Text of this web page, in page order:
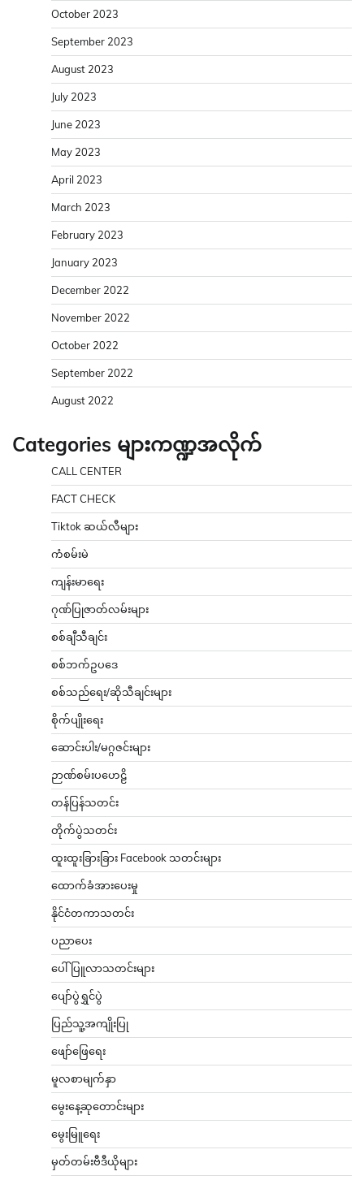
October 2023
September 2023
August 2023
July 2023
June 2023
May 2023
April 2023
March 2023
February 2023
January 2023
December 2022
November 2022
October 2022
September 2022
August 2022
Categories များကဏ္ဍအလိုက်
CALL CENTER
FACT CHECK
Tiktok ဆယ်လီများ
ကံစမ်းမဲ
ကျန်းမာရေး
ဂုဏ်ပြုဇာတ်လမ်းများ
စစ်ချီသီချင်း
စစ်ဘက်ဥပဒေ
စစ်သည်ရေး/ဆိုသီချင်းများ
စိုက်ပျိုးရေး
ဆောင်းပါး/မဂ္ဂဇင်းများ
ဉာဏ်စမ်းပဟေဠိ
တန်ပြန်သတင်း
တိုက်ပွဲသတင်း
ထူးထူးခြားခြား Facebook သတင်းများ
ထောက်ခံအားပေးမှု
နိုင်ငံတကာသတင်း
ပညာပေး
ပေါ်ပြူလာသတင်းများ
ပျော်ပွဲရွှင်ပွဲ
ပြည်သူ့အကျိုးပြု
ဖျော်ဖြေရေး
မူလစာမျက်နှာ
မွေးနေ့ဆုတောင်းများ
မွေးမြူရေး
မှတ်တမ်းဗီဒီယိုများ